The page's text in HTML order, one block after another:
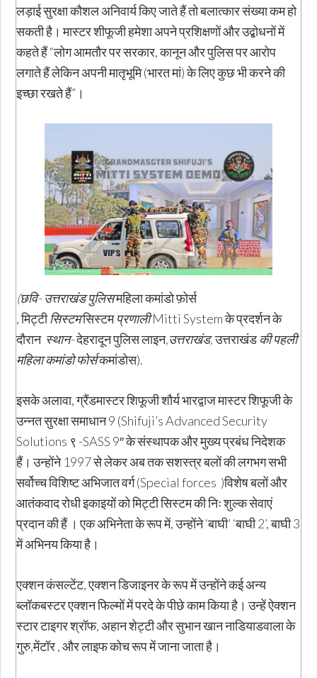
लड़ाई सुरक्षा कौशल अनिवार्य किए जाते हैं तो बलात्कार संख्या कम हो
सकती है। मास्टर शीफूजी हमेशा अपने प्रशिक्षणों और उद्बोधनों में
कहते हैं “लोग आमतौर पर सरकार, कानून और पुलिस पर आरोप
लगाते हैं लेकिन अपनी मातृभूमि (भारत मां) के लिए कुछ भी करने की
इच्छा रखते हैं”।
(छवि- उत्तराखंड पुलिसमहिला कमांडो फ़ोर्स
,मिट्टीसिस्टमसिस्टमप्रणालीMitti Systemके प्रदर्शन के
दौरान स्थान-देहरादून पुलिस लाइन,उत्तराखंड,उत्तराखंडकी पहली
महिला कमांडो फोर्सकमांडोस).
इसके अलावा, ग्रैंडमास्टर शिफूजी शौर्य भारद्वाज मास्टर शिफूजी के
उन्नत सुरक्षा समाधान 9 (Shifuji’s Advanced Security
Solutions ९ -SASS 9″ के संस्थापक और मुख्य प्रबंध निदेशक
हैं। उन्होंने 1997 से लेकर अब तक सशस्त्र बलों की लगभग सभी
सर्वोच्च विशिष्ट अभिजात वर्ग (Special forces )विशेष बलों और
आतंकवाद रोधी इकाइयों को मिट्टी सिस्टम की निः शुल्क सेवाएं
प्रदान की हैं । एक अभिनेता के रूप में, उन्होंने ‘बाघी’ ‘बाघी 2’, बाघी 3
में अभिनय किया है।
एक्शन कंसल्टेंट, एक्शन डिजाइनर के रूप में उन्होंने कई अन्य
ब्लॉकबस्टर एक्शन फिल्मों में परदे के पीछे काम किया है। उन्हें ऐक्शन
स्टार टाइगर श्रॉफ, अहान शेट्टी और सुभान खान नाडियाडवाला के
गुरु,मेंटॉर , और लाइफ कोच रूप में जाना जाता है।